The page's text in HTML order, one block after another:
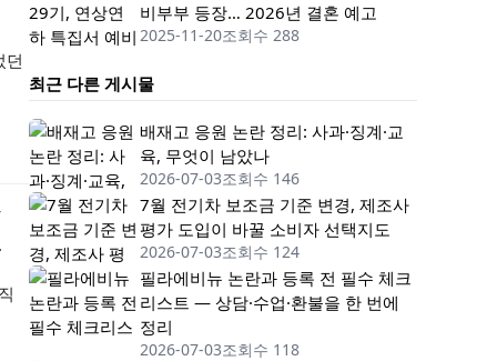
던
비부부 등장… 2026년 결혼 예고
2025-11-20조회수 288
최근 다른 게시물
배재고 응원 논란 정리: 사과·징계·교
육, 무엇이 남았나
2026-07-03조회수 146
7월 전기차 보조금 기준 변경, 제조사
평가 도입이 바꿀 소비자 선택지도
2026-07-03조회수 124
필라에비뉴 논란과 등록 전 필수 체크
리스트 — 상담·수업·환불을 한 번에
정리
2026-07-03조회수 118